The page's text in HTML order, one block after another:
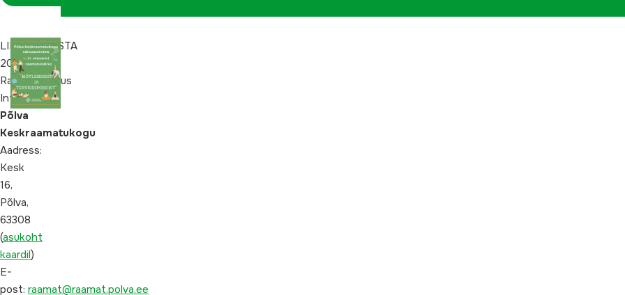
LIIKUMISAASTA
2023
Raamatunäitus
Info:
Põlva
Keskraamatukogu
Aadress:
Kesk
16,
Põlva,
63308
(asukoht
kaardil)
E-
post: raamat@raamat.polva.ee